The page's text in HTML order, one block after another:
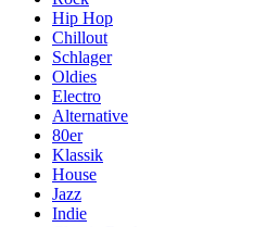
Hip Hop
Chillout
Schlager
Oldies
Electro
Alternative
80er
Klassik
House
Jazz
Indie